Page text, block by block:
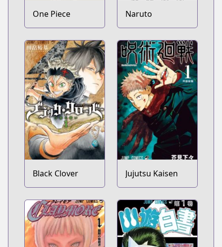
One Piece Naruto
Black Clover Jujutsu Kaisen